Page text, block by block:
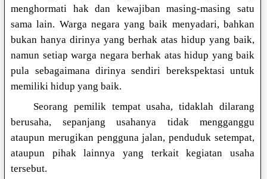
menghormati hak dan kewajiban masing-masing satu
sama lain. Warga negara yang baik menyadari, bahkan
bukan hanya dirinya yang berhak atas hidup yang baik,
namun setiap warga negara berhak atas hidup yang baik
pula sebagaimana dirinya sendiri berekspektasi untuk
memiliki hidup yang baik.
Seorang pemilik tempat usaha, tidaklah dilarang
berusaha, sepanjang usahanya tidak mengganggu
ataupun merugikan pengguna jalan, penduduk setempat,
ataupun pihak lainnya yang terkait kegiatan usaha
tersebut.